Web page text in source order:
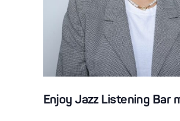
Enjoy Jazz Listening Bar